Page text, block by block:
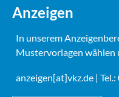
Anzeigen
In unserem
Mustervorlagen wählen
anzeigen[at]vkz.de |